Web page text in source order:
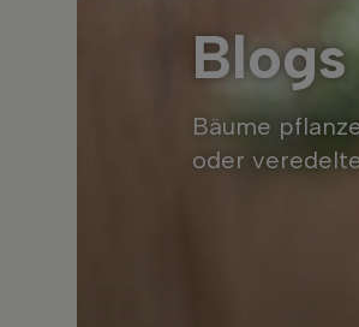
Blogs
Bäume
oder